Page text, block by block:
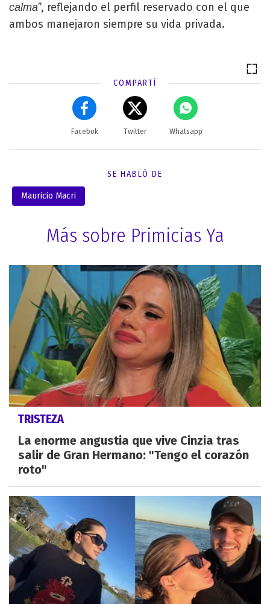
calma”, reflejando el perfil reservado con el que
ambos manejaron siempre su vida privada.
COMPARTÍ
Facebok Twitter Whatsapp
SE HABLÓ DE
Mauricio Macri
Más sobre Primicias Ya
TRISTEZA
La enorme angustia que vive Cinzia tras
salir de Gran Hermano: "Tengo el corazón
roto"